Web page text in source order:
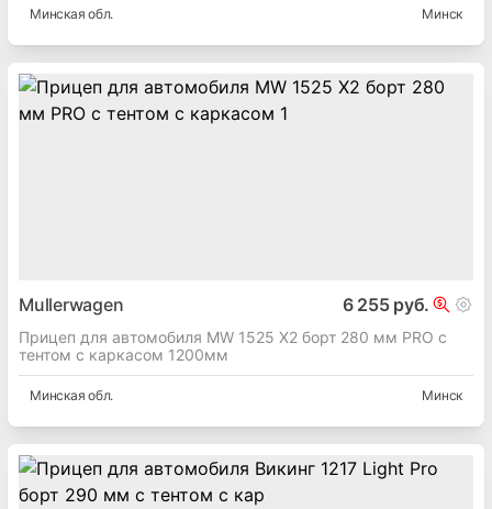
Минская обл. Минск
Mullerwagen 6 255 руб.
Прицеп для автомобиля MW 1525 X2 борт 280 мм PRO с
тентом с каркасом 1200мм
Минская обл. Минск